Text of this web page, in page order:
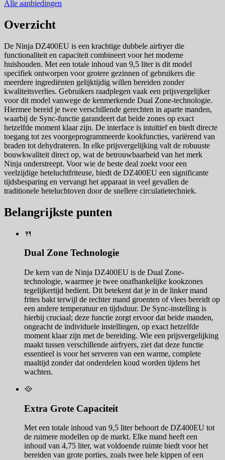
Alle aanbiedingen
Overzicht
De Ninja DZ400EU is een krachtige dubbele airfryer die
functionaliteit en capaciteit combineert voor het moderne
huishouden. Met een totale inhoud van 9,5 liter is dit model
specifiek ontworpen voor grotere gezinnen of gebruikers die
meerdere ingrediënten gelijktijdig willen bereiden zonder
kwaliteitsverlies. Gebruikers raadplegen vaak een prijsvergelijker
voor dit model vanwege de kenmerkende Dual Zone-technologie.
Hiermee bereid je twee verschillende gerechten in aparte manden,
waarbij de Sync-functie garandeert dat beide zones op exact
hetzelfde moment klaar zijn. De interface is intuïtief en biedt directe
toegang tot zes voorgeprogrammeerde kookfuncties, variërend van
braden tot dehydrateren. In elke prijsvergelijking valt de robuuste
bouwkwaliteit direct op, wat de betrouwbaarheid van het merk
Ninja onderstreept. Voor wie de beste deal zoekt voor een
veelzijdige heteluchtfriteuse, biedt de DZ400EU een significante
tijdsbesparing en vervangt het apparaat in veel gevallen de
traditionele heteluchtoven door de snellere circulatietechniek.
Belangrijkste punten
🍴
Dual Zone Technologie
De kern van de Ninja DZ400EU is de Dual Zone-
technologie, waarmee je twee onafhankelijke kookzones
tegelijkertijd bedient. Dit betekent dat je in de linker mand
frites bakt terwijl de rechter mand groenten of vlees bereidt op
een andere temperatuur en tijdsduur. De Sync-instelling is
hierbij cruciaal; deze functie zorgt ervoor dat beide manden,
ongeacht de individuele instellingen, op exact hetzelfde
moment klaar zijn met de bereiding. Wie een prijsvergelijking
maakt tussen verschillende airfryers, ziet dat deze functie
essentieel is voor het serveren van een warme, complete
maaltijd zonder dat onderdelen koud worden tijdens het
wachten.
🥘
Extra Grote Capaciteit
Met een totale inhoud van 9,5 liter behoort de DZ400EU tot
de ruimere modellen op de markt. Elke mand heeft een
inhoud van 4,75 liter, wat voldoende ruimte biedt voor het
bereiden van grote porties, zoals twee hele kippen of een